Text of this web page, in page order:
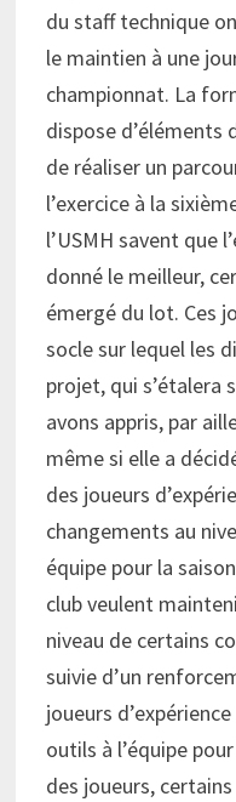
du staff technique
le maintien à une
championnat. La
dispose d’éléments
de réaliser un
l’exercice à la
l’USMH savent que
donné le meilleur,
émergé du lot. Ces
socle sur lequel les
projet, qui s’étalera
avons appris, par
même si elle a
des joueurs
changements au
équipe pour la
club veulent
niveau de certains
suivie d’un
joueurs
outils à l’équipe
des joueurs,